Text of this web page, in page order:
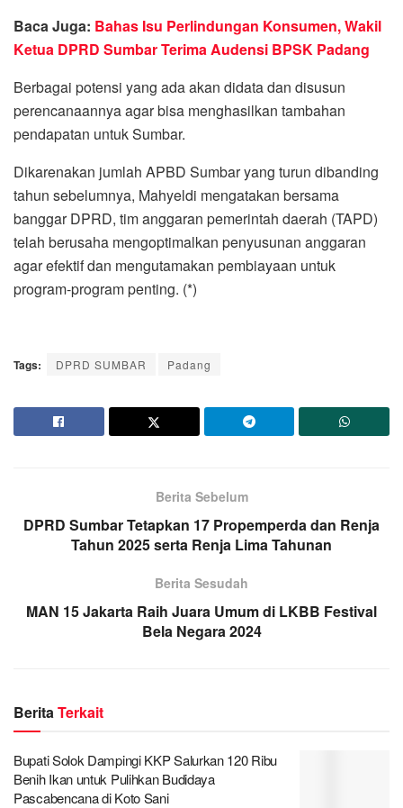
Baca Juga: Bahas Isu Perlindungan Konsumen, Wakil
Ketua DPRD Sumbar Terima Audensi BPSK Padang
Berbagai potensi yang ada akan didata dan disusun
perencanaannya agar bisa menghasilkan tambahan
pendapatan untuk Sumbar.
Dikarenakan jumlah APBD Sumbar yang turun dibanding
tahun sebelumnya, Mahyeldi mengatakan bersama
banggar DPRD, tim anggaran pemerintah daerah (TAPD)
telah berusaha mengoptimalkan penyusunan anggaran
agar efektif dan mengutamakan pembiayaan untuk
program-program penting. (*)
Tags: DPRD SUMBAR Padang
Berita Sebelum
DPRD Sumbar Tetapkan 17 Propemperda dan Renja
Tahun 2025 serta Renja Lima Tahunan
Berita Sesudah
MAN 15 Jakarta Raih Juara Umum di LKBB Festival
Bela Negara 2024
Berita Terkait
Bupati Solok Dampingi KKP Salurkan 120 Ribu
Benih Ikan untuk Pulihkan Budidaya
Pascabencana di Koto Sani